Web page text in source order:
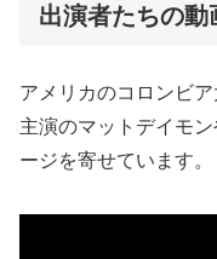
出演者たちの動
アメリカのコロンビア
主演のマットデイモ
ージを寄せています。